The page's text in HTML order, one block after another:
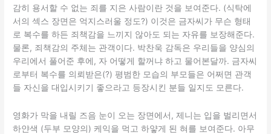
감히 용서할 수 없는 죄를 지은 사람이란 것을 보여준다. (식탁에
서의 섹스 장면은 억지스러울 정도?) 이것은 금자씨가 무슨 형태
로 복수를 하든 죄책감을 느끼지 않아도 되는 자유를 보장해준다.
물론, 죄책감의 주체는 관객이다. 박찬욱 감독은 우리들을 양심의
우리에서 풀어준 후에, 자 어떻게 할꺼냐 하고 물어본달까. 금자씨
로부터 복수를 의뢰받은(?) 평범한 모습의 부모들은 어쩌면 관객
들 자신을 대입시키기 좋으라고 등장시킨 분들 일지도 모른다.
영화가 막을 내릴 즈음 눈이 오는 장면에서, 제니는 입을 벌리면서
하얀색 (두부 모양의) 케익을 먹고 하얗게 된 혀를 보여준다. 아무